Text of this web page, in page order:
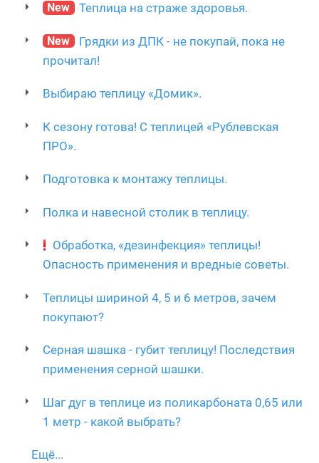
New Теплица на страже здоровья.
New
Грядки из ДПК - не покупай, пока не
прочитал!
Выбираю теплицу «Домик».
К сезону готова! С теплицей «Рублевская
ПРО».
Подготовка к монтажу теплицы.
Полка и навесной столик в теплицу.
Обработка, «дезинфекция» теплицы!
Опасность применения и вредные советы.
Теплицы шириной 4, 5 и 6 метров, зачем
покупают?
Серная шашка - губит теплицу! Последствия
применения серной шашки.
Шаг дуг в теплице из поликарбоната 0,65 или
1 метр - какой выбрать?
Ещё...